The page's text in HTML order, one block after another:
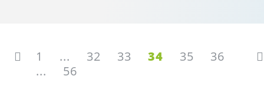
1 ... 32 33 34 35
36
...
56